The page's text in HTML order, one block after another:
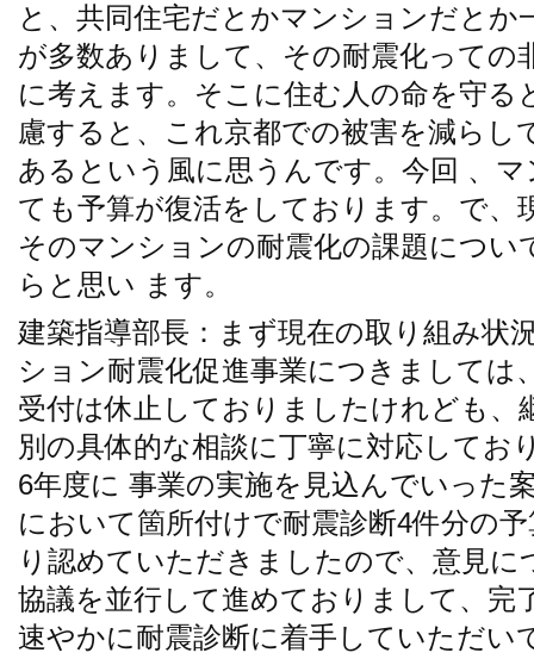
と、共同住宅だとかマンションだとか
が多数ありまして、その耐震化っての
に考えます。そこに住む人の命を守る
慮すると、これ京都での被害を減らし
あるという風に思うんです。今回 、
ても予算が復活をしております。で、
そのマンションの耐震化の課題につ
らと思い ます。
建築指導部長：まず現在の取り組み状
ション耐震化促進事業につきましては
受付は休止しておりましたけれども、
別の具体的な相談に丁寧に対応してお
6年度に 事業の実施を見込んでいった
において箇所付けで耐震診断4件分の
り認めていただきましたので、意見
協議を並行して進めておりまして、完
速やかに耐震診断に着手していただい